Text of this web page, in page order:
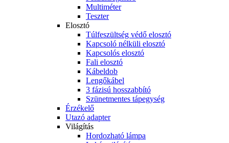
Multiméter
Teszter
Elosztó
Túlfeszültség védő elosztó
Kapcsoló nélküli elosztó
Kapcsolós elosztó
Fali elosztó
Kábeldob
Lengőkábel
3 fázisú hosszabbító
Szünetmentes tápegység
Érzékelő
Utazó adapter
Világítás
Hordozható lámpa